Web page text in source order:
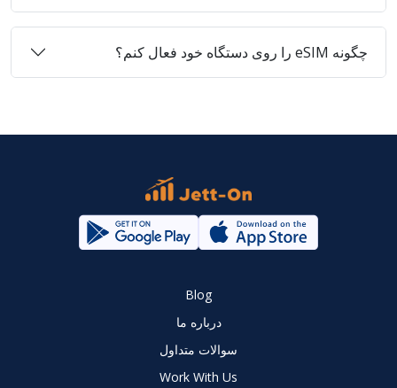
چگونه eSIM را روی دستگاه خود فعال کنم؟
Blog
درباره ما
سوالات متداول
Work With Us